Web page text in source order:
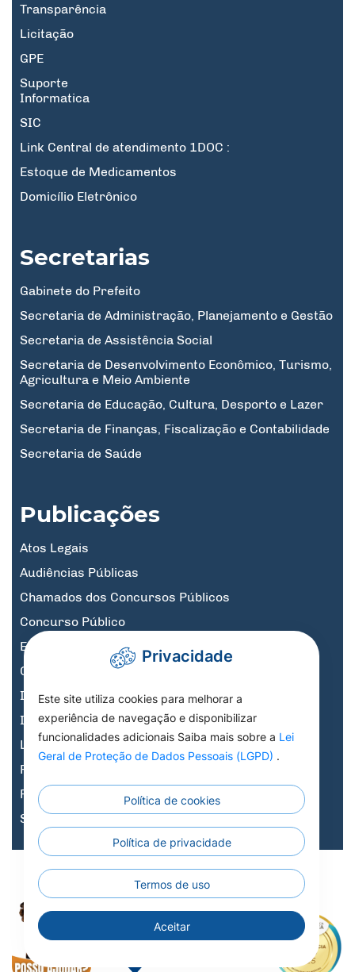
Transparência
Licitação
GPE
Suporte
Informatica
SIC
Link Central de atendimento 1DOC :
Estoque de Medicamentos
Domicílio Eletrônico
Secretarias
Gabinete do Prefeito
Secretaria de Administração, Planejamento e Gestão
Secretaria de Assistência Social
Secretaria de Desenvolvimento Econômico, Turismo,
Agricultura e Meio Ambiente
Secretaria de Educação, Cultura, Desporto e Lazer
Secretaria de Finanças, Fiscalização e Contabilidade
Secretaria de Saúde
Publicações
Atos Legais
Audiências Públicas
Chamados dos Concursos Públicos
Concurso Público
Educação
Governo Digital
Informativos
Informativos Licitações
Legislação, Decretos e Portarias
Previdência
Processo Seletivo
Saúde
Todos os
Todos os Direitos Reservados a Prefeitura
Municipal de Nortelândia - 2026
Privacidade
Este site utiliza cookies para melhorar a
experiência de navegação e disponibilizar
funcionalidades adicionais Saiba mais sobre a Lei
Geral de Proteção de Dados Pessoais (LGPD) .
Política de cookies
Política de privacidade
Termos de uso
Aceitar